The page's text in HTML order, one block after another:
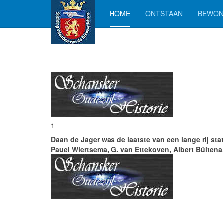
HOME ONTSTAAN
1
Daan de Jager was de laatste van een lange rij
Pauel Wiertsema, G. van Ettekoven, Albert